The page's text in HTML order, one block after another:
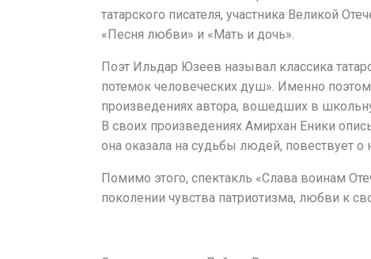
татарского писателя, участника Великой
«Песня любви» и «Мать и дочь».
Поэт Ильдар Юзеев называл классика
потемок человеческих душ». Именно
произведениях автора, вошедших в
В своих произведениях Амирхан Еники
она оказала на судьбы людей, повествует о
Помимо этого, спектакль «Слава воинам
поколении чувства патриотизма, любви к